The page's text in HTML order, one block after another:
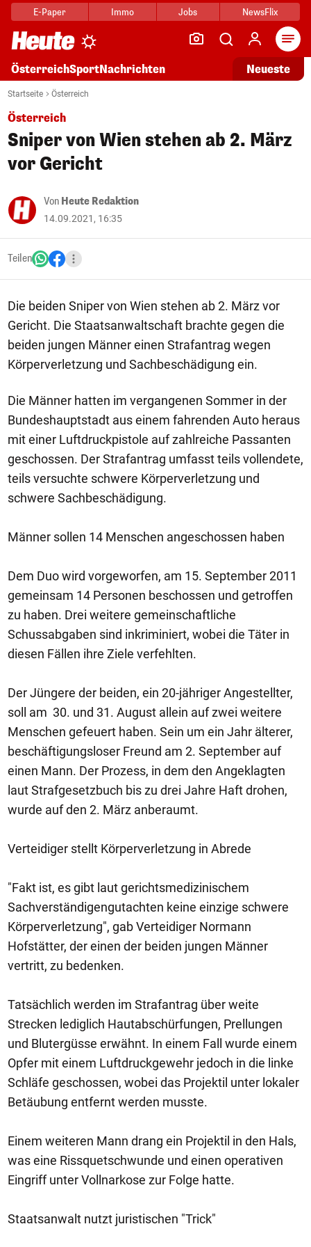
E-Paper Immo Jobs NewsFlix
ÖsterreichSportNachrichten Neueste
Startseite Österreich
Österreich
Sniper von Wien stehen ab 2. März
vor Gericht
Von Heute Redaktion
14.09.2021, 16:35
Teilen
Die beiden Sniper von Wien stehen ab 2. März vor
Gericht. Die Staatsanwaltschaft brachte gegen die
beiden jungen Männer einen Strafantrag wegen
Körperverletzung und Sachbeschädigung ein.
Die Männer hatten im vergangenen Sommer in der
Bundeshauptstadt aus einem fahrenden Auto heraus
mit einer Luftdruckpistole auf zahlreiche Passanten
geschossen. Der Strafantrag umfasst teils vollendete,
teils versuchte schwere Körperverletzung und
schwere Sachbeschädigung.
Männer sollen 14 Menschen angeschossen haben
Dem Duo wird vorgeworfen, am 15. September 2011
gemeinsam 14 Personen beschossen und getroffen
zu haben. Drei weitere gemeinschaftliche
Schussabgaben sind inkriminiert, wobei die Täter in
diesen Fällen ihre Ziele verfehlten.
Der Jüngere der beiden, ein 20-jähriger Angestellter,
soll am 30. und 31. August allein auf zwei weitere
Menschen gefeuert haben. Sein um ein Jahr älterer,
beschäftigungsloser Freund am 2. September auf
einen Mann. Der Prozess, in dem den Angeklagten
laut Strafgesetzbuch bis zu drei Jahre Haft drohen,
wurde auf den 2. März anberaumt.
Verteidiger stellt Körperverletzung in Abrede
"Fakt ist, es gibt laut gerichtsmedizinischem
Sachverständigengutachten keine einzige schwere
Körperverletzung", gab Verteidiger Normann
Hofstätter, der einen der beiden jungen Männer
vertritt, zu bedenken.
Tatsächlich werden im Strafantrag über weite
Strecken lediglich Hautabschürfungen, Prellungen
und Blutergüsse erwähnt. In einem Fall wurde einem
Opfer mit einem Luftdruckgewehr jedoch in die linke
Schläfe geschossen, wobei das Projektil unter lokaler
Betäubung entfernt werden musste.
Einem weiteren Mann drang ein Projektil in den Hals,
was eine Rissquetschwunde und einen operativen
Eingriff unter Vollnarkose zur Folge hatte.
Staatsanwalt nutzt juristischen "Trick"